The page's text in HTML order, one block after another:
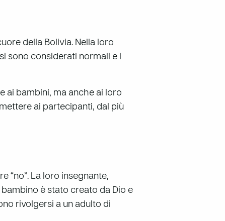
della Bolivia. Nella loro
sono considerati normali e i
ai bambini, ma anche ai loro
ai partecipanti, dal più
“no”. La loro insegnante,
è stato creato da Dio e
rivolgersi a un adulto di